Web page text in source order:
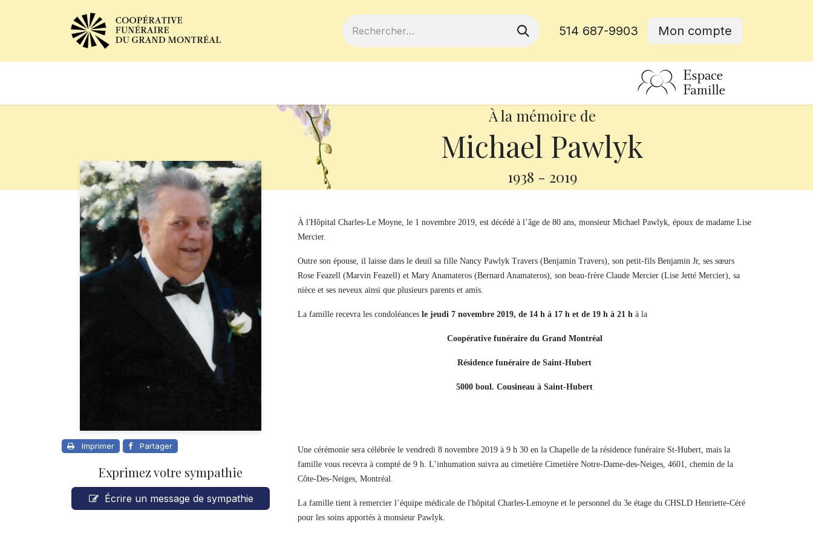
514 687-9903 Mon compte
À la mémoire de
Michael Pawlyk
1938 - 2019
Imprimer Partager
Exprimez votre sympathie
Écrire un message de sympathie
À l'Hôpital Charles-Le Moyne, le 1 novembre 2019, est décédé à l’âge de 80 ans, monsieur Michael Pawlyk, époux de madame Lise
Mercier.
Outre son épouse, il laisse dans le deuil sa fille Nancy Pawlyk Travers (Benjamin Travers), son petit-fils Benjamin Jr, ses sœurs
Rose Feazell (Marvin Feazell) et Mary Anamateros (Bernard Anamateros), son beau-frère Claude Mercier (Lise Jetté Mercier), sa
nièce et ses neveux ainsi que plusieurs parents et amis.
La famille recevra les condoléances le jeudi 7 novembre 2019, de 14 h à 17 h et de 19 h à 21 h à la
Coopérative funéraire du Grand Montréal
Résidence funéraire de Saint-Hubert
5000 boul. Cousineau à Saint-Hubert
Une cérémonie sera célébrée le vendredi 8 novembre 2019 à 9 h 30 en la Chapelle de la résidence funéraire St-Hubert, mais la
famille vous recevra à compté de 9 h. L’inhumation suivra au cimetière Cimetière Notre-Dame-des-Neiges, 4601, chemin de la
Côte-Des-Neiges, Montréal.
La famille tient à remercier l’équipe médicale de l'hôpital Charles-Lemoyne et le personnel du 3e étage du CHSLD Henriette-Céré
pour les soins apportés à monsieur Pawlyk.